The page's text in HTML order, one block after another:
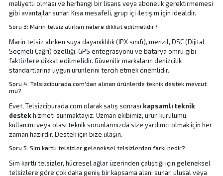
maliyetli olması ve herhangi bir lisans veya abonelik gerektirmemesi
gibi avantajlar sunar. Kısa mesafeli, grup içi iletişim için idealdir.
Soru 3: Marin telsiz alırken nelere dikkat edilmelidir?
Marin telsiz alırken suya dayanıklılık (IPX sınıfı), menzil, DSC (Dijital
Seçmeli Çağrı) özelliği, GPS entegrasyonu ve batarya ömrü gibi
faktörlere dikkat edilmelidir. Güvenilir markaların denizcilik
standartlarına uygun ürünlerini tercih etmek önemlidir.
Soru 4: Telsizciburada.com'dan alınan ürünlerde teknik destek mevcut
mu?
Evet, Telsizciburada.com olarak satış sonrası kapsamlı teknik
destekhizmeti sunmaktayız. Uzman ekibimiz, ürün kurulumu,
kullanımı veya olası teknik sorunlarınızda size yardımcı olmak için her
zaman hazırdır.Destek için bize ulaşın.
Soru 5: Sim kartlı telsizler geleneksel telsizlerden farkı nedir?
Sim kartlı telsizler, hücresel ağlar üzerinden çalıştığı için geleneksel
telsizlere göre çok daha geniş bir kapsama alanı sunar, ulusal veya